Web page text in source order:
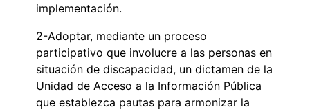
implementación.
2-Adoptar, mediante un proceso
participativo que involucre a las personas en
situación de discapacidad, un dictamen de la
Unidad de Acceso a la Información Pública
que establezca pautas para armonizar la